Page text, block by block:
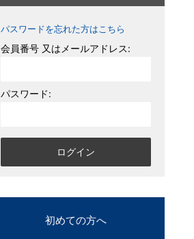
パスワードを忘れた方はこちら
会員番号 又はメールアドレス:
パスワード:
初めての方へ